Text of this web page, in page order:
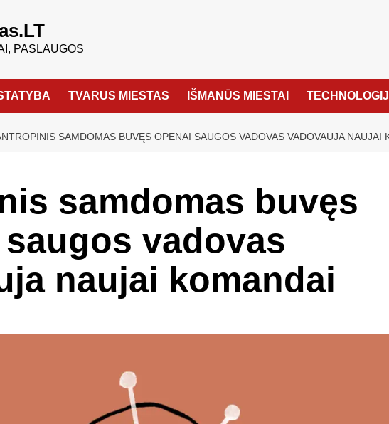
PASLAUGOS
TVARUS MIESTAS IŠMANŪS MIESTAI
SAMDOMAS BUVĘS OPENAI SAUGOS VADOVAS VADOVAUJA NAUJAI
samdomas buvęs
vadovas
naujai komandai